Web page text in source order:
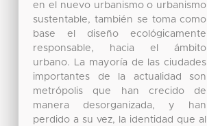
en el nuevo urbanismo o urbanismo
sustentable, también se toma como
base el diseño ecológicamente
responsable, hacia el ámbito
urbano. La mayoría de las ciudades
importantes de la actualidad son
metrópolis que han crecido de
manera desorganizada, y han
perdido a su vez, la identidad que al